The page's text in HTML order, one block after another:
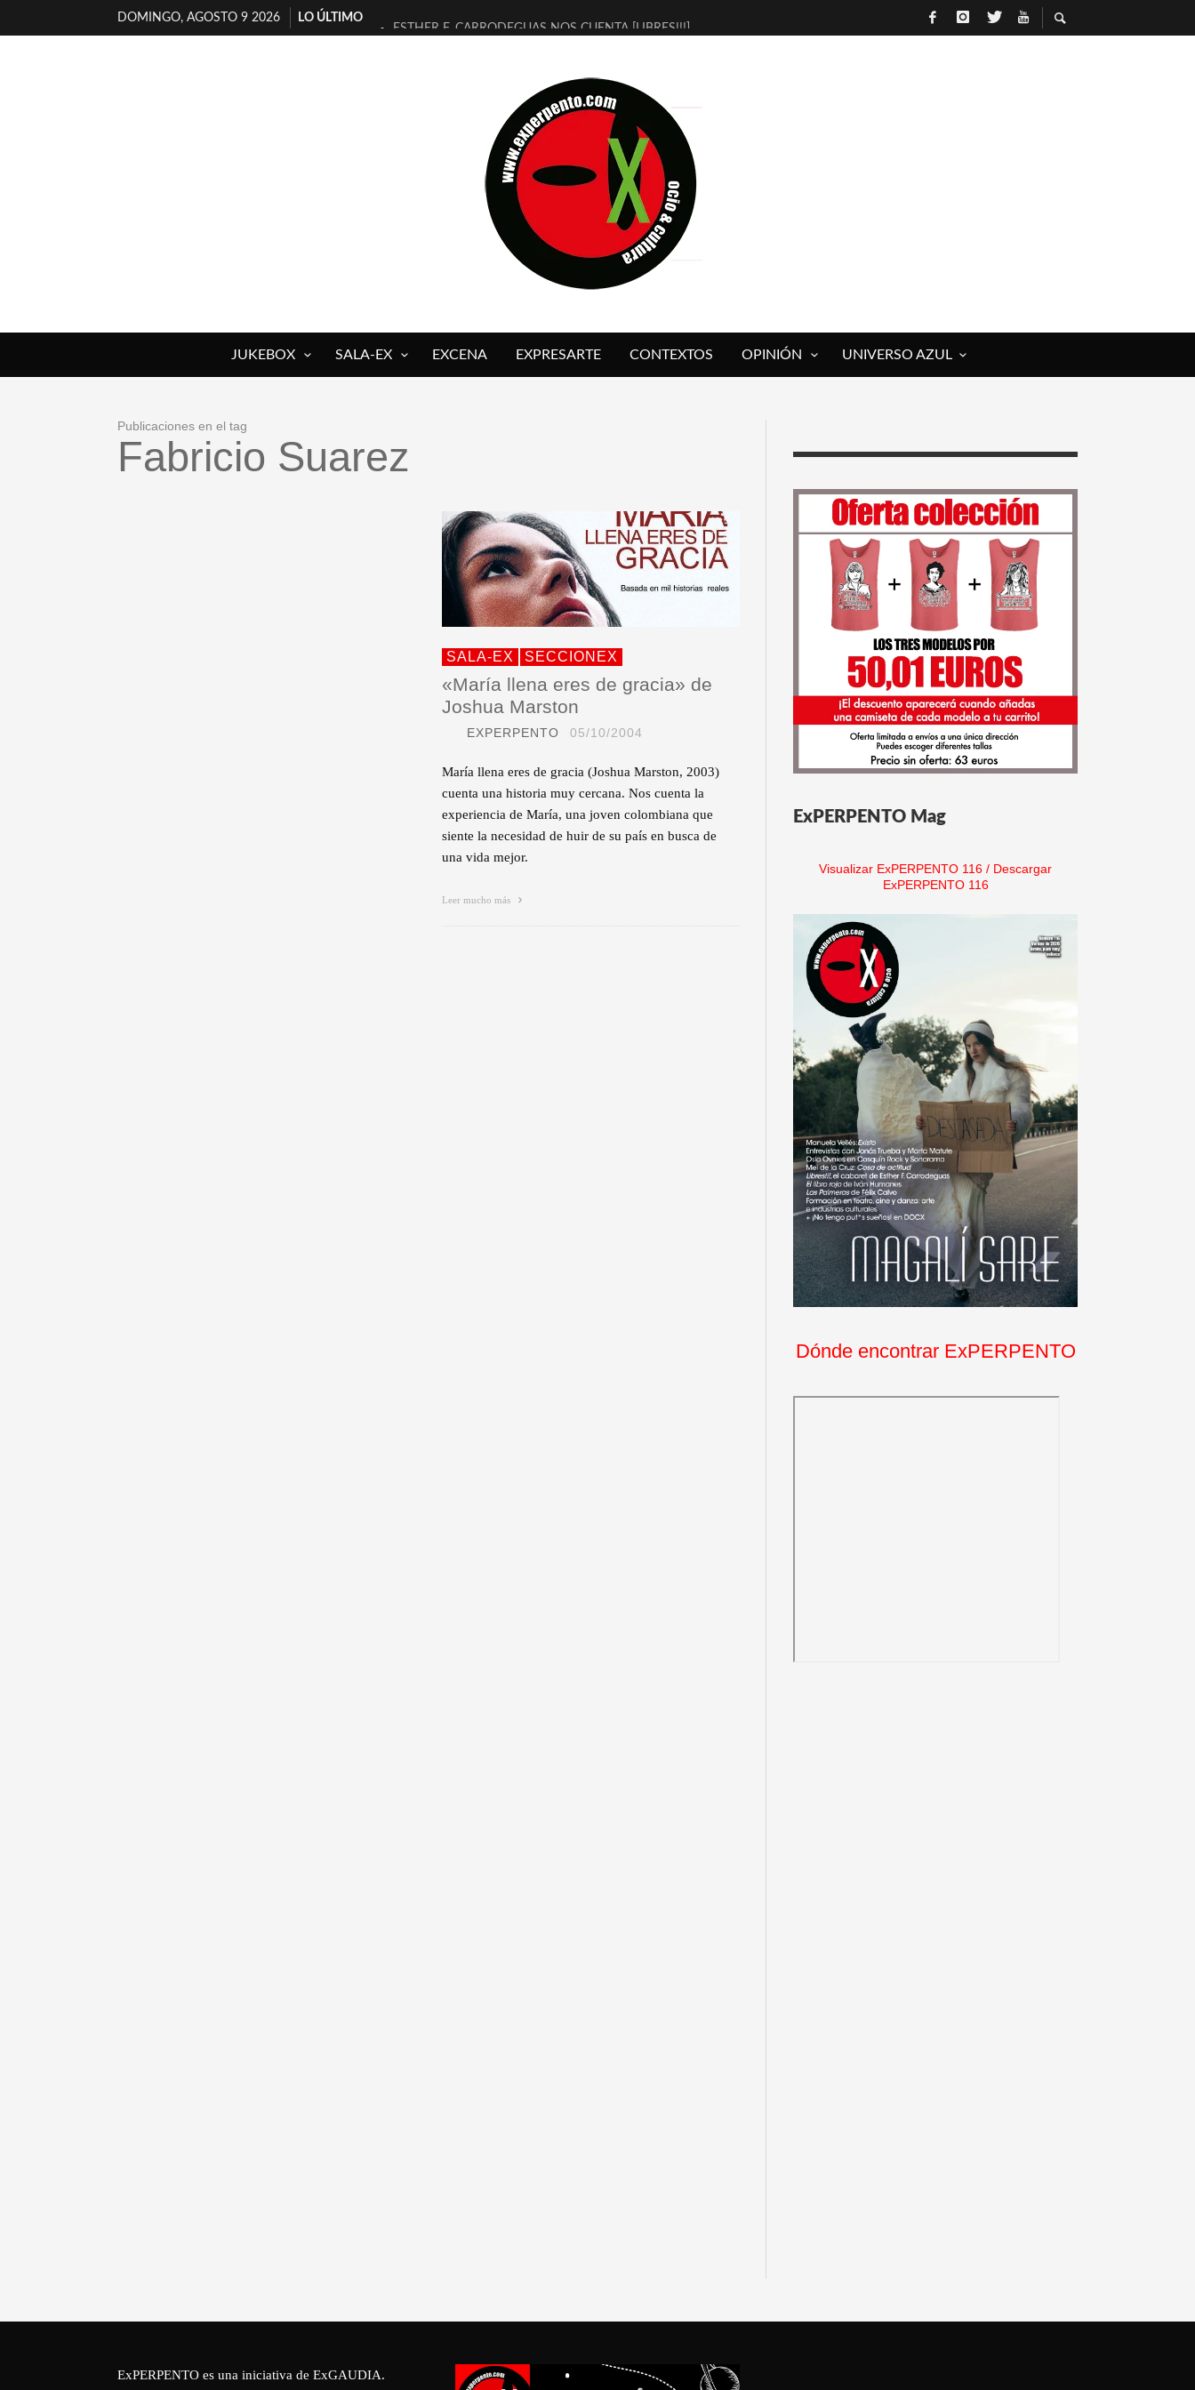
DOMINGO, AGOSTO 9 2026
LO ÚLTIMO
ESTHER F. CARRODEGUAS NOS CUENTA [LIBRES!!!]
[ELECTRA JONDA] DE JUAN GUERRERO ZAMORA
TIMBRE 4, LA ESCUELA DEL DIRECTOR TEATRAL CLAUDIO TOLCACHIR
30 AÑOS (NO ES NADA) DE LA KATARSIS DEL TOMATAZO
MILITARES JUDÍAS EN #EXVITA
D’BALDOMEROS REINVENTAN [BITÁCORA 3.0] EN EXVITA
MARSHALL FLASH PRESENTA EN EXVITA [RELATIVA SENCILLEZ]
JOFRE BARDAGÍ EN EXVITA INTERPRETANDO A SERRAT
JUKEBOX SALA-EX EXCENA EXPRESARTE CONTEXTOS OPINIÓN UNIVERSO AZUL
Publicaciones en el tag
Fabricio Suarez
SALA-EX SECCIONEX
«María llena eres de gracia» de
Joshua Marston
EXPERPENTO 05/10/2004
María llena eres de gracia (Joshua Marston, 2003)
cuenta una historia muy cercana. Nos cuenta la
experiencia de María, una joven colombiana que
siente la necesidad de huir de su país en busca de
una vida mejor.
Leer mucho más
ExPERPENTO Mag
Visualizar ExPERPENTO 116 / Descargar
ExPERPENTO 116
Dónde encontrar ExPERPENTO
ExPERPENTO es una iniciativa de ExGAUDIA.